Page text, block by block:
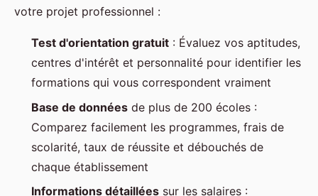
votre projet professionnel :
Test d'orientation gratuit : Évaluez vos aptitudes,
centres d'intérêt et personnalité pour identifier les
formations qui vous correspondent vraiment
Base de données de plus de 200 écoles :
Comparez facilement les programmes, frais de
scolarité, taux de réussite et débouchés de
chaque établissement
Informations détaillées sur les salaires :